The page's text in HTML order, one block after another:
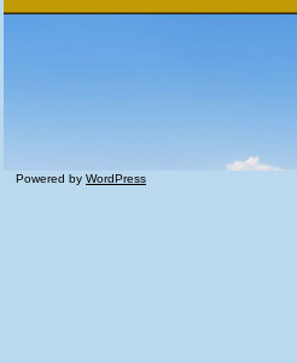
Powered by WordPress